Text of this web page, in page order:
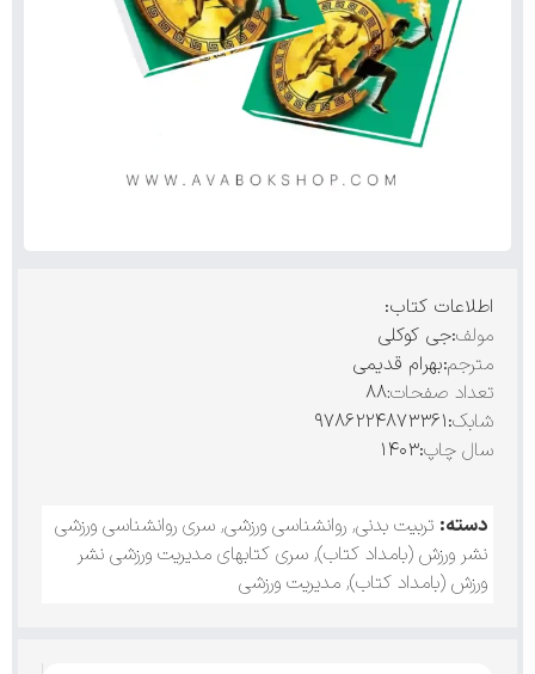
اطلاعات کتاب:
مولف:جی کوکلی
مترجم:بهرام قدیمی
تعداد صفحات:۸۸
شابک:۹۷۸۶۲۲۴۸۷۳۳۶۱
سال چاپ:۱۴۰۳
دسته: تربیت بدنی, روانشناسی ورزشی, سری روانشناسی ورزشی
نشر ورزش (بامداد کتاب), سری کتابهای مدیریت ورزشی نشر
ورزش (بامداد کتاب), مدیریت ورزشی